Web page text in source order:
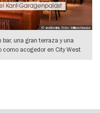
© visitBerlinb, Foto: William Krause
Kant-Garagenpalast
una gran terraza y una
acogedor en City West